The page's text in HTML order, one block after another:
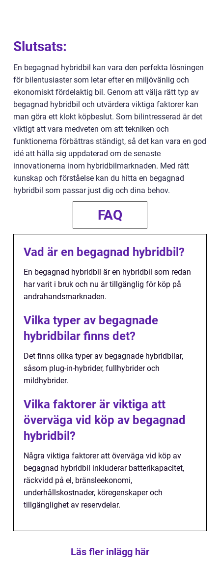
Slutsats:
En begagnad hybridbil kan vara den perfekta lösningen
för bilentusiaster som letar efter en miljövänlig och
ekonomiskt fördelaktig bil. Genom att välja rätt typ av
begagnad hybridbil och utvärdera viktiga faktorer kan
man göra ett klokt köpbeslut. Som bilintresserad är det
viktigt att vara medveten om att tekniken och
funktionerna förbättras ständigt, så det kan vara en god
idé att hålla sig uppdaterad om de senaste
innovationerna inom hybridbilmarknaden. Med rätt
kunskap och förståelse kan du hitta en begagnad
hybridbil som passar just dig och dina behov.
FAQ
Vad är en begagnad hybridbil?
En begagnad hybridbil är en hybridbil som redan
har varit i bruk och nu är tillgänglig för köp på
andrahandsmarknaden.
Vilka typer av begagnade
hybridbilar finns det?
Det finns olika typer av begagnade hybridbilar,
såsom plug-in-hybrider, fullhybrider och
mildhybrider.
Vilka faktorer är viktiga att
överväga vid köp av begagnad
hybridbil?
Några viktiga faktorer att överväga vid köp av
begagnad hybridbil inkluderar batterikapacitet,
räckvidd på el, bränsleekonomi,
underhållskostnader, köregenskaper och
tillgänglighet av reservdelar.
Läs fler inlägg här